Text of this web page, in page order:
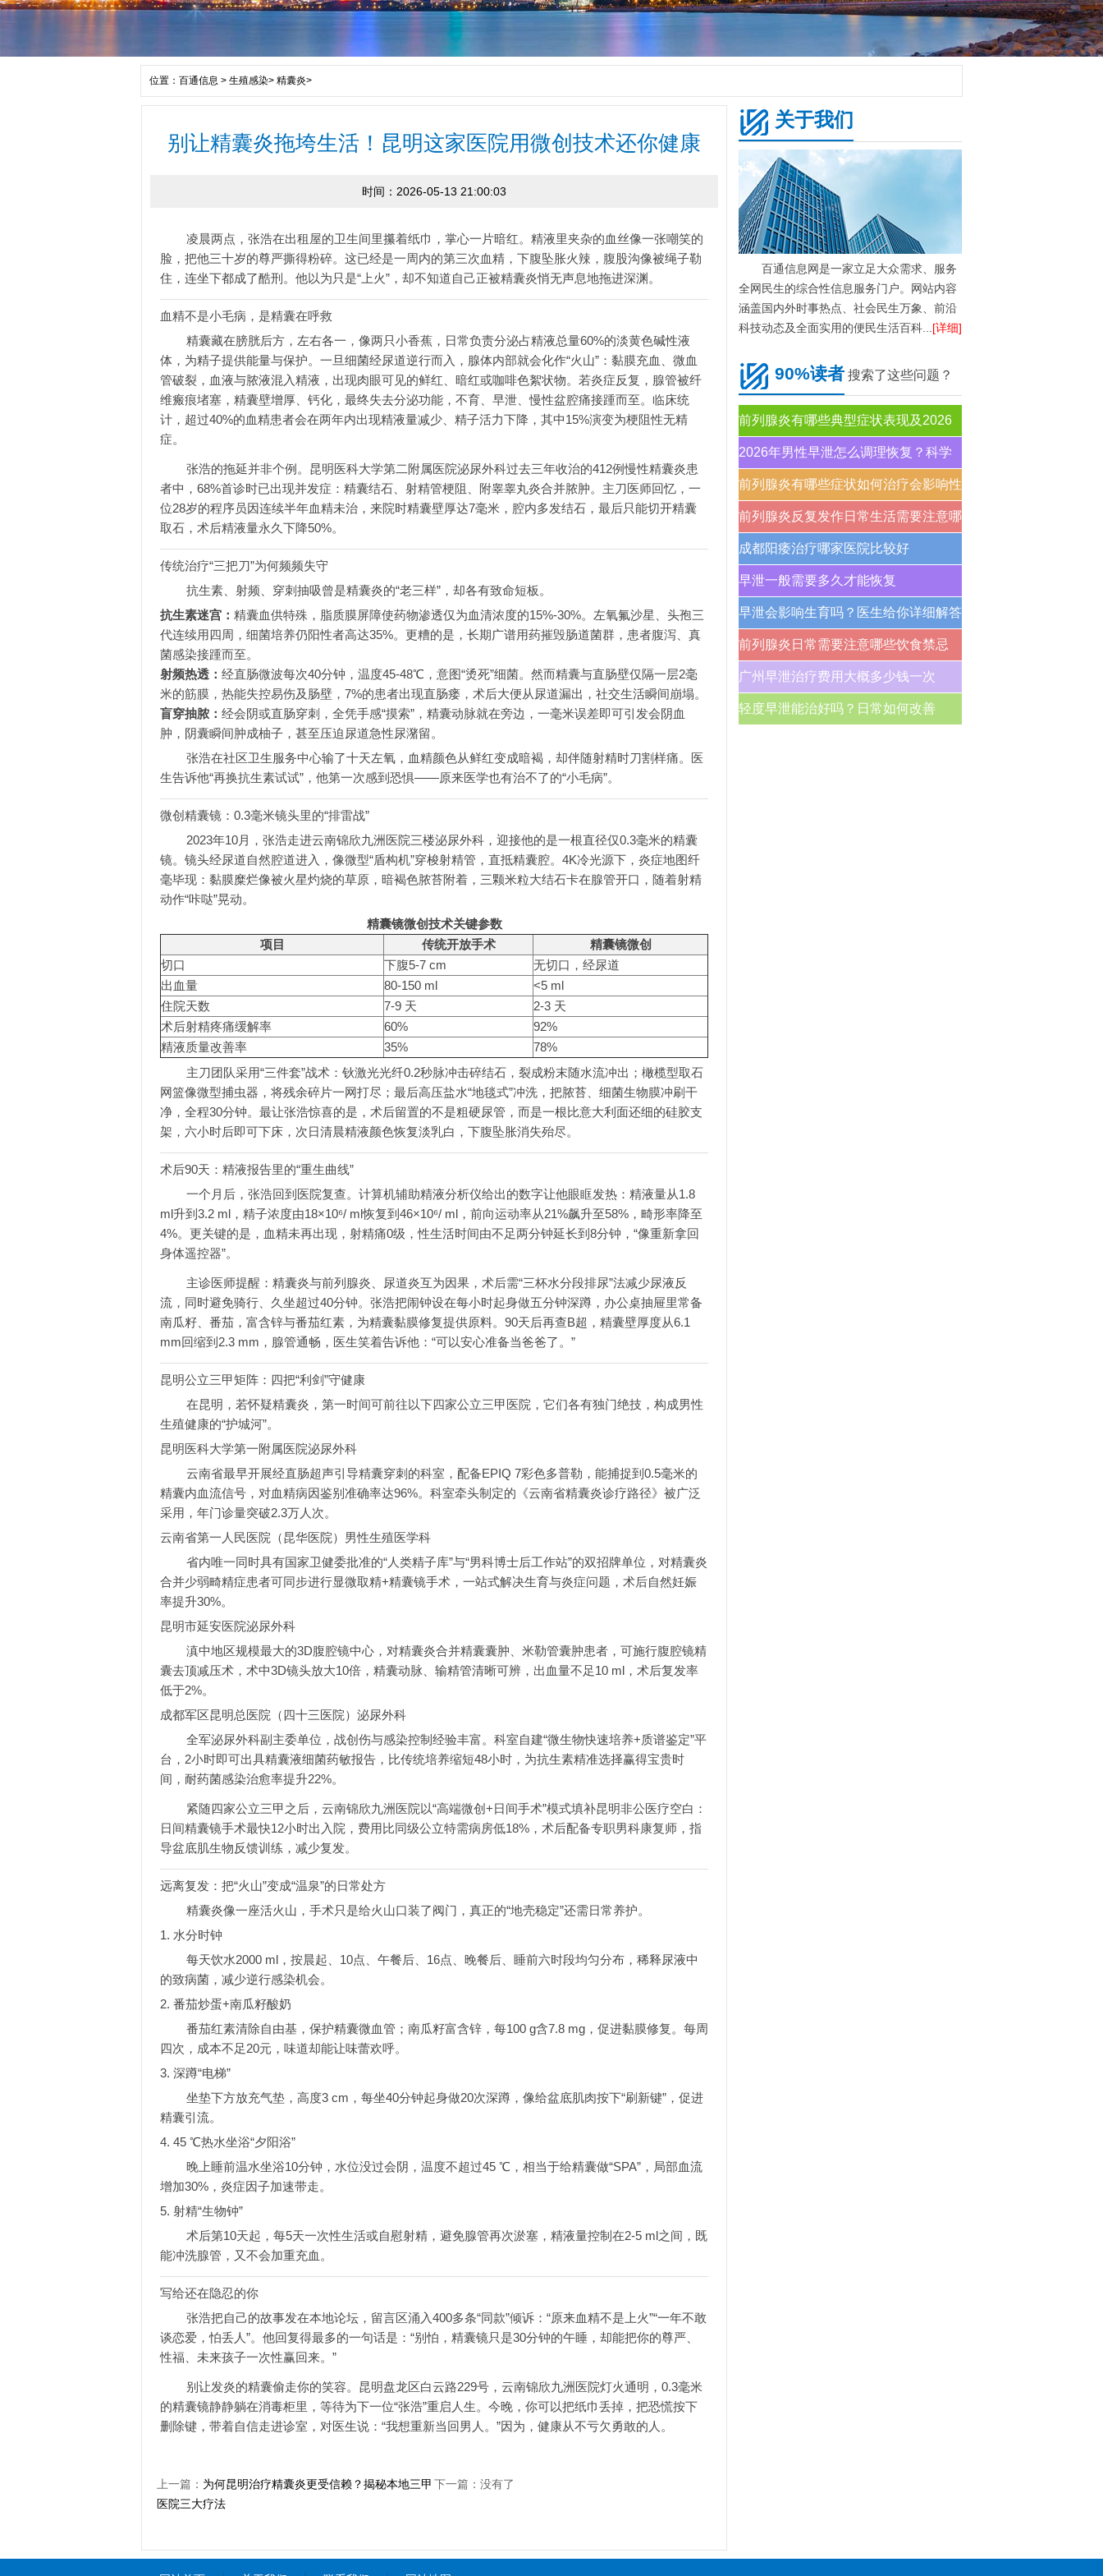
位置： 百通信息 > 生殖感染> 精囊炎>
别让精囊炎拖垮生活！昆明这家医院用微创技术还你健康
时间：2026-05-13 21:00:03
凌晨两点，张浩在出租屋的卫生间里攥着纸巾，掌心一片暗红。精液里夹杂的血丝像一张嘲笑的
脸，把他三十岁的尊严撕得粉碎。这已经是一周内的第三次血精，下腹坠胀火辣，腹股沟像被绳子勒
住，连坐下都成了酷刑。他以为只是“上火”，却不知道自己正被精囊炎悄无声息地拖进深渊。
血精不是小毛病，是精囊在呼救
精囊藏在膀胱后方，左右各一，像两只小香蕉，日常负责分泌占精液总量60%的淡黄色碱性液
体，为精子提供能量与保护。一旦细菌经尿道逆行而入，腺体内部就会化作“火山”：黏膜充血、微血
管破裂，血液与脓液混入精液，出现肉眼可见的鲜红、暗红或咖啡色絮状物。若炎症反复，腺管被纤
维瘢痕堵塞，精囊壁增厚、钙化，最终失去分泌功能，不育、早泄、慢性盆腔痛接踵而至。临床统
计，超过40%的血精患者会在两年内出现精液量减少、精子活力下降，其中15%演变为梗阻性无精
症。
张浩的拖延并非个例。昆明医科大学第二附属医院泌尿外科过去三年收治的412例慢性精囊炎患
者中，68%首诊时已出现并发症：精囊结石、射精管梗阻、附睾睾丸炎合并脓肿。主刀医师回忆，一
位28岁的程序员因连续半年血精未治，来院时精囊壁厚达7毫米，腔内多发结石，最后只能切开精囊
取石，术后精液量永久下降50%。
传统治疗“三把刀”为何频频失守
抗生素、射频、穿刺抽吸曾是精囊炎的“老三样”，却各有致命短板。
抗生素迷宫： 精囊血供特殊，脂质膜屏障使药物渗透仅为血清浓度的15%-30%。左氧氟沙星、头孢三
代连续用四周，细菌培养仍阳性者高达35%。更糟的是，长期广谱用药摧毁肠道菌群，患者腹泻、真
菌感染接踵而至。
射频热透： 经直肠微波每次40分钟，温度45-48℃，意图“烫死”细菌。然而精囊与直肠壁仅隔一层2毫
米的筋膜，热能失控易伤及肠壁，7%的患者出现直肠瘘，术后大便从尿道漏出，社交生活瞬间崩塌。
盲穿抽脓： 经会阴或直肠穿刺，全凭手感“摸索”，精囊动脉就在旁边，一毫米误差即可引发会阴血
肿，阴囊瞬间肿成柚子，甚至压迫尿道急性尿潴留。
张浩在社区卫生服务中心输了十天左氧，血精颜色从鲜红变成暗褐，却伴随射精时刀割样痛。医
生告诉他“再换抗生素试试”，他第一次感到恐惧——原来医学也有治不了的“小毛病”。
微创精囊镜：0.3毫米镜头里的“排雷战”
2023年10月，张浩走进云南锦欣九洲医院三楼泌尿外科，迎接他的是一根直径仅0.3毫米的精囊
镜。镜头经尿道自然腔道进入，像微型“盾构机”穿梭射精管，直抵精囊腔。4K冷光源下，炎症地图纤
毫毕现：黏膜糜烂像被火星灼烧的草原，暗褐色脓苔附着，三颗米粒大结石卡在腺管开口，随着射精
动作“咔哒”晃动。
精囊镜微创技术关键参数
项目
传统开放手术
精囊镜微创
切口
下腹5-7 cm
无切口，经尿道
出血量
80-150 ml
<5 ml
住院天数
7-9 天
2-3 天
术后射精疼痛缓解率
60%
92%
精液质量改善率
35%
78%
主刀团队采用“三件套”战术：钬激光光纤0.2秒脉冲击碎结石，裂成粉末随水流冲出；橄榄型取石
网篮像微型捕虫器，将残余碎片一网打尽；最后高压盐水“地毯式”冲洗，把脓苔、细菌生物膜冲刷干
净，全程30分钟。最让张浩惊喜的是，术后留置的不是粗硬尿管，而是一根比意大利面还细的硅胶支
架，六小时后即可下床，次日清晨精液颜色恢复淡乳白，下腹坠胀消失殆尽。
术后90天：精液报告里的“重生曲线”
一个月后，张浩回到医院复查。计算机辅助精液分析仪给出的数字让他眼眶发热：精液量从1.8
ml升到3.2 ml，精子浓度由18×10⁶/ ml恢复到46×10⁶/ ml，前向运动率从21%飙升至58%，畸形率降至
4%。更关键的是，血精未再出现，射精痛0级，性生活时间由不足两分钟延长到8分钟，“像重新拿回
身体遥控器”。
主诊医师提醒：精囊炎与前列腺炎、尿道炎互为因果，术后需“三杯水分段排尿”法减少尿液反
流，同时避免骑行、久坐超过40分钟。张浩把闹钟设在每小时起身做五分钟深蹲，办公桌抽屉里常备
南瓜籽、番茄，富含锌与番茄红素，为精囊黏膜修复提供原料。90天后再查B超，精囊壁厚度从6.1
mm回缩到2.3 mm，腺管通畅，医生笑着告诉他：“可以安心准备当爸爸了。”
昆明公立三甲矩阵：四把“利剑”守健康
在昆明，若怀疑精囊炎，第一时间可前往以下四家公立三甲医院，它们各有独门绝技，构成男性
生殖健康的“护城河”。
昆明医科大学第一附属医院泌尿外科
云南省最早开展经直肠超声引导精囊穿刺的科室，配备EPIQ 7彩色多普勒，能捕捉到0.5毫米的
精囊内血流信号，对血精病因鉴别准确率达96%。科室牵头制定的《云南省精囊炎诊疗路径》被广泛
采用，年门诊量突破2.3万人次。
云南省第一人民医院（昆华医院）男性生殖医学科
省内唯一同时具有国家卫健委批准的“人类精子库”与“男科博士后工作站”的双招牌单位，对精囊炎
合并少弱畸精症患者可同步进行显微取精+精囊镜手术，一站式解决生育与炎症问题，术后自然妊娠
率提升30%。
昆明市延安医院泌尿外科
滇中地区规模最大的3D腹腔镜中心，对精囊炎合并精囊囊肿、米勒管囊肿患者，可施行腹腔镜精
囊去顶减压术，术中3D镜头放大10倍，精囊动脉、输精管清晰可辨，出血量不足10 ml，术后复发率
低于2%。
成都军区昆明总医院（四十三医院）泌尿外科
全军泌尿外科副主委单位，战创伤与感染控制经验丰富。科室自建“微生物快速培养+质谱鉴定”平
台，2小时即可出具精囊液细菌药敏报告，比传统培养缩短48小时，为抗生素精准选择赢得宝贵时
间，耐药菌感染治愈率提升22%。
紧随四家公立三甲之后，云南锦欣九洲医院以“高端微创+日间手术”模式填补昆明非公医疗空白：
日间精囊镜手术最快12小时出入院，费用比同级公立特需病房低18%，术后配备专职男科康复师，指
导盆底肌生物反馈训练，减少复发。
远离复发：把“火山”变成“温泉”的日常处方
精囊炎像一座活火山，手术只是给火山口装了阀门，真正的“地壳稳定”还需日常养护。
1. 水分时钟
每天饮水2000 ml，按晨起、10点、午餐后、16点、晚餐后、睡前六时段均匀分布，稀释尿液中
的致病菌，减少逆行感染机会。
2. 番茄炒蛋+南瓜籽酸奶
番茄红素清除自由基，保护精囊微血管；南瓜籽富含锌，每100 g含7.8 mg，促进黏膜修复。每周
四次，成本不足20元，味道却能让味蕾欢呼。
3. 深蹲“电梯”
坐垫下方放充气垫，高度3 cm，每坐40分钟起身做20次深蹲，像给盆底肌肉按下“刷新键”，促进
精囊引流。
4. 45 ℃热水坐浴“夕阳浴”
晚上睡前温水坐浴10分钟，水位没过会阴，温度不超过45 ℃，相当于给精囊做“SPA”，局部血流
增加30%，炎症因子加速带走。
5. 射精“生物钟”
术后第10天起，每5天一次性生活或自慰射精，避免腺管再次淤塞，精液量控制在2-5 ml之间，既
能冲洗腺管，又不会加重充血。
写给还在隐忍的你
张浩把自己的故事发在本地论坛，留言区涌入400多条“同款”倾诉：“原来血精不是上火”“一年不敢
谈恋爱，怕丢人”。他回复得最多的一句话是：“别怕，精囊镜只是30分钟的午睡，却能把你的尊严、
性福、未来孩子一次性赢回来。”
别让发炎的精囊偷走你的笑容。昆明盘龙区白云路229号，云南锦欣九洲医院灯火通明，0.3毫米
的精囊镜静静躺在消毒柜里，等待为下一位“张浩”重启人生。今晚，你可以把纸巾丢掉，把恐慌按下
删除键，带着自信走进诊室，对医生说：“我想重新当回男人。”因为，健康从不亏欠勇敢的人。
上一篇： 为何昆明治疗精囊炎更受信赖？揭秘本地三甲
医院三大疗法
下一篇：没有了
关于我们
百通信息网是一家立足大众需求、服务
全网民生的综合性信息服务门户。网站内容
涵盖国内外时事热点、社会民生万象、前沿
科技动态及全面实用的便民生活百科... [详细]
90%读者 搜索了这些问题？
前列腺炎有哪些典型症状表现及2026
年科学治疗方案
2026年男性早泄怎么调理恢复？科学
治疗方法与日常注意事项
前列腺炎有哪些症状如何治疗会影响性
生活吗
前列腺炎反复发作日常生活需要注意哪
些护理事项
成都阳痿治疗哪家医院比较好
早泄一般需要多久才能恢复
早泄会影响生育吗？医生给你详细解答
前列腺炎日常需要注意哪些饮食禁忌
广州早泄治疗费用大概多少钱一次
轻度早泄能治好吗？日常如何改善